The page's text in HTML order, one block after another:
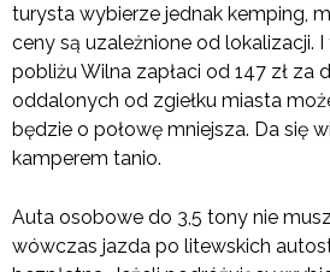
turysta wybierze jednak kemping,
ceny są uzależnione od lokalizacji.
pobliżu Wilna zapłaci od 147 zł za
oddalonych od zgiełku miasta
będzie o połowę mniejsza. Da się
kamperem tanio.
Auta osobowe do 3,5 tony nie
wówczas jazda po litewskich